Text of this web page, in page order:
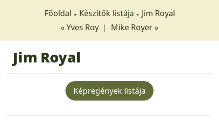
Főoldal Készítők listája
Jim Royal
« Yves Roy | Mike Royer »
Jim Royal
Képregények listája